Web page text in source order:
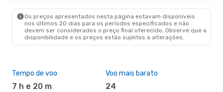
Os preços apresentados nesta página estavam disponíveis
nos últimos 20 dias para os períodos especificados e não
devem ser considerados o preço final oferecido. Observe que a
disponibilidade e os preços estão sujeitos a alterações.
Tempo de voo
7 h e 20 m
Voo mais barato
24